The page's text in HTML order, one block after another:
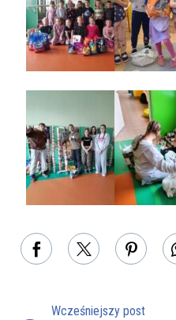
Wcześniejszy post